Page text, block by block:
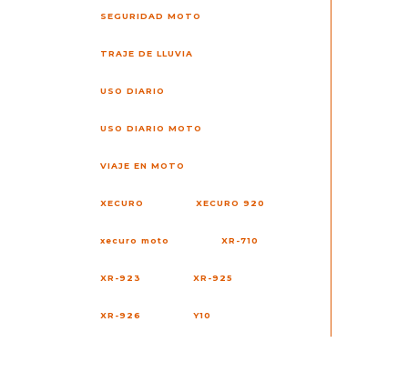
SEGURIDAD MOTO
TRAJE DE LLUVIA
USO DIARIO
USO DIARIO MOTO
VIAJE EN MOTO
XECURO XECURO 920
xecuro moto XR-710
XR-923 XR-925
XR-926 Y10